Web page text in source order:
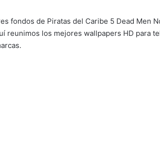
fondos de Piratas del Caribe 5 Dead Men
reunimos los mejores wallpapers HD para